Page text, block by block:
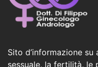
Sito d’informazione
sessuale, la fertilità, le